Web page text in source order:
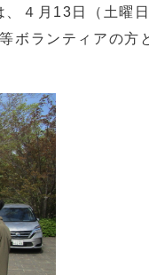
４月13日（土曜
ボランティアの方